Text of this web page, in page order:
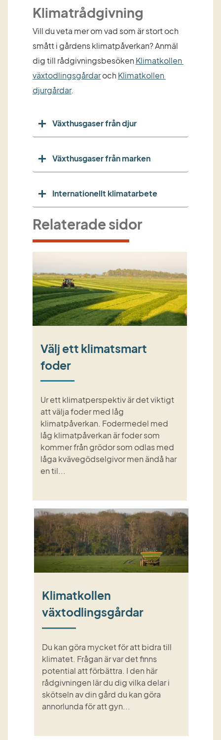
Klimatrådgivning
Vill du veta mer om vad som är stort och
smått i gårdens klimatpåverkan? Anmäl
dig till rådgivningsbesöken Klimatkollen
växtodlingsgårdar och Klimatkollen
djurgårdar.
Växthusgaser från djur
Växthusgaser från marken
Internationellt klimatarbete
Relaterade sidor
Välj ett klimatsmart
foder
Ur ett klimatperspektiv är det viktigt
att välja foder med låg
klimatpåverkan. Fodermedel med
låg klimatpåverkan är foder som
kommer från grödor som odlas med
låga kvävegödselgivor men ändå har
en til...
Klimatkollen
växtodlingsgårdar
Du kan göra mycket för att bidra till
klimatet. Frågan är var det finns
potential att förbättra. I den här
rådgivningen lär du dig vilka delar i
skötseln av din gård du kan göra
annorlunda för att gyn...